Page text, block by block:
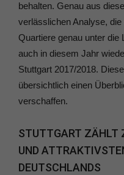
behalten. Genau aus
verlässlichen Analyse,
Quartiere genau unter
auch in diesem Jahr
Stuttgart 2017/2018.
übersichtlich einen
verschaffen.
STUTTGART ZÄHLT
UND
DEUTSCHLANDS